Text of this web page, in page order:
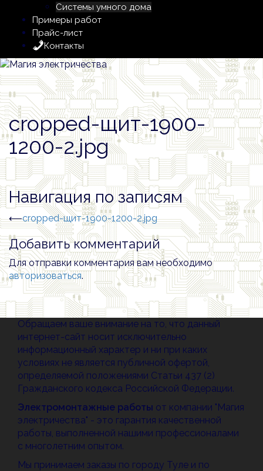
Системы умного дома
Примеры работ
Прайс-лист
Контакты
cropped-щит-1900-
1200-2.jpg
Навигация по записям
⟵cropped-щит-1900-1200-2.jpg
Добавить комментарий
Для отправки комментария вам необходимо
авторизоваться.
Обращаем ваше внимание на то, что данный
интернет-сайт носит исключительно
информационный характер и ни при каких
условиях не является публичной офертой,
определяемой положениями Статьи 437 (2)
Гражданского кодекса Российской Федерации.
Электромонтажные работы от компании "Магия
электричества" - это гарантия качественной
работы, выполненной нашими профессионалами
с многолетним опытом.
Мы принимаем заказы по городу Туле и по